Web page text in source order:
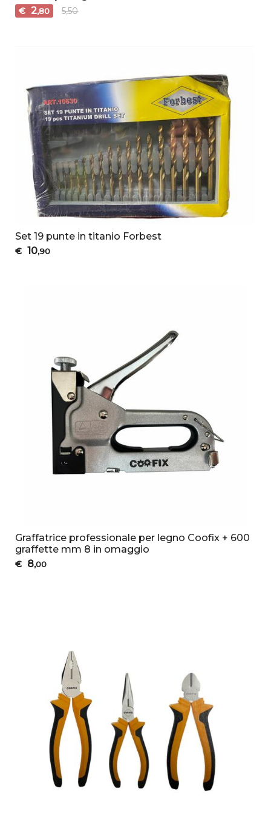
€ 2,80 5,50
Set 19 punte in titanio Forbest
€ 10,90
Graffatrice professionale per legno Coofix + 600
graffette mm 8 in omaggio
€ 8,00